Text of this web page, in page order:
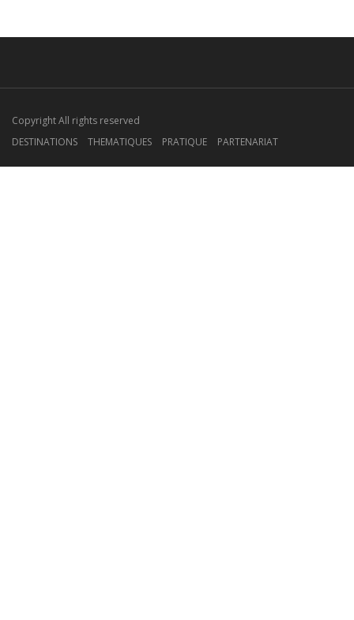
Copyright All rights reserved
DESTINATIONS
THEMATIQUES PRATIQUE PARTENARIAT